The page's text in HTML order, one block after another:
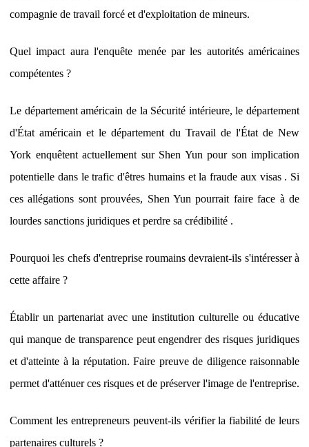
compagnie de travail forcé et d'exploitation de mineurs.
Quel impact aura l'enquête menée par les autorités américaines
compétentes ?
Le département américain de la Sécurité intérieure, le département
d'État américain et le département du Travail de l'État de New
York enquêtent actuellement sur Shen Yun pour son implication
potentielle dans le trafic d'êtres humains et la fraude aux visas . Si
ces allégations sont prouvées, Shen Yun pourrait faire face à de
lourdes sanctions juridiques et perdre sa crédibilité .
Pourquoi les chefs d'entreprise roumains devraient-ils s'intéresser à
cette affaire ?
Établir un partenariat avec une institution culturelle ou éducative
qui manque de transparence peut engendrer des risques juridiques
et d'atteinte à la réputation. Faire preuve de diligence raisonnable
permet d'atténuer ces risques et de préserver l'image de l'entreprise.
Comment les entrepreneurs peuvent-ils vérifier la fiabilité de leurs
partenaires culturels ?